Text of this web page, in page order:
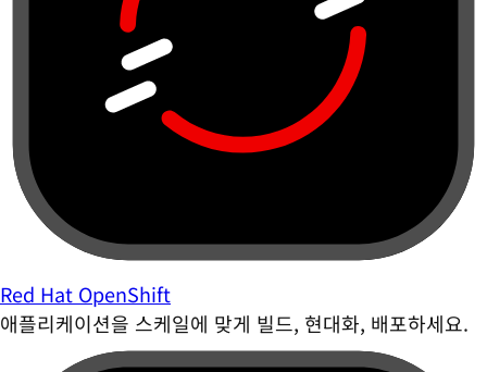
Red Hat OpenShift
애플리케이션을 스케일에 맞게 빌드, 현대화, 배포하세요.